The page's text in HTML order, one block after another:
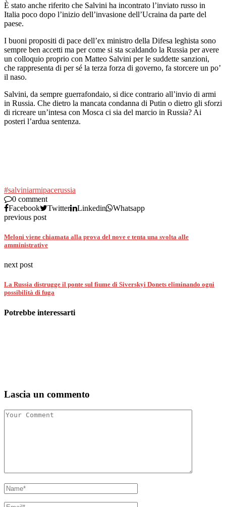
È stato anche riferito che Salvini ha incontrato l’inviato russo in
Italia poco dopo l’inizio dell’invasione dell’Ucraina da parte del
paese.
I buoni propositi di pace dell’ex ministro della Difesa leghista sono
sempre ben accetti ma per come si sta scaldando la Russia per avere
un colloquio proprio con Matteo Salvini per le suddette sanzioni,
che rappresenta di per sé la terza forza di governo, fa storcere un po’
il naso.
Salvini, da sempre guerrafondaio, si dice contrario all’invio di armi
in Russia. Che dietro la mancata condanna di Putin o dietro gli sforzi
di ricreare un’intesa con Mosca ci sia del marcio in Russia? Ai
posteri l’ardua sentenza.
#salviniarmipacerussia
0 comment
Facebook
Twitter Linkedin
Whatsapp
previous post
Meloni viene chiamata alla prova del nove e tenta una svolta alle
amministrative
next post
La Russia distrugge il ponte sul fiume di Siverskyi Donets eliminando ogni
possibilità di fuga
Potrebbe interessarti
Lascia un commento